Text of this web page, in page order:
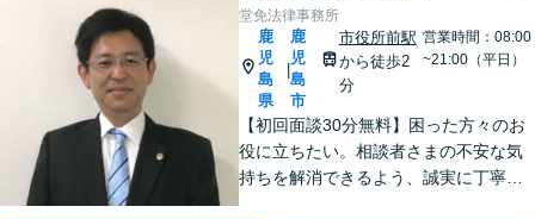
堂免法律事務所
鹿
児
島
県
|
鹿
児
島
市
市役所前駅
から徒歩2
分
営業時間：08:00
~21:00（平日）
【初回面談30分無料】困った方々のお
役に立ちたい。相談者さまの不安な気
持ちを解消できるよう、誠実に丁寧に